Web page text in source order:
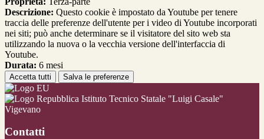
Descrizione: Questo cookie è impostato da Youtube per tenere
traccia delle preferenze dell'utente per i video di Youtube incorporati
nei siti; può anche determinare se il visitatore del sito web sta
utilizzando la nuova o la vecchia versione dell'interfaccia di
Youtube.
Durata: 6 mesi
Accetta tutti Salva le preferenze
Istituto Tecnico Statale "Luigi Casale"
Vigevano
Contatti